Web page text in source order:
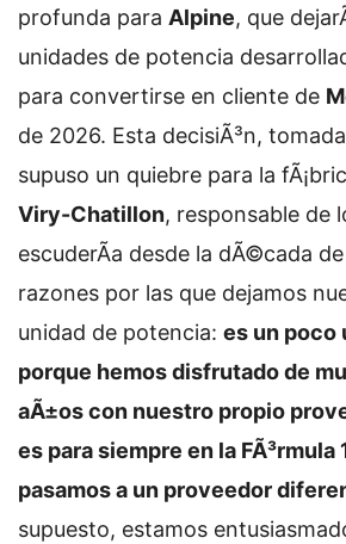
profunda para Alpine, que
unidades de potencia
para convertirse en cliente de
de 2026. Esta decisiÃ³n,
supuso un quiebre para la
Viry-Chatillon, responsable de
escuderÃ­a desde la dÃ©cada
razones por las que dejamos
unidad de potencia: es un poco
porque hemos disfrutado de
aÃ±os con nuestro propio
es para siempre en la FÃ³rmula
pasamos a un proveedor
supuesto, estamos